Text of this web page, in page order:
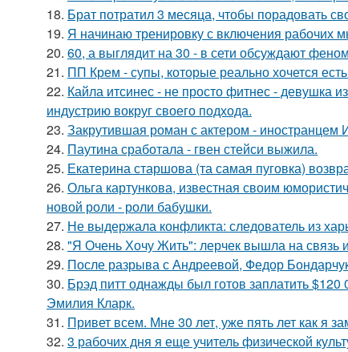
18. Брат потратил 3 месяца, чтобы порадовать
19. Я начинаю тренировку с включения рабочих
20. 60, а выглядит на 30 - в сети обсуждают
21. ПП Крем - супы, которые реально хочется
22. Кайла итсинес - не просто фитнес - девушка
индустрию вокруг своего подхода.
23. Закрутившая роман с актером - иностранцем
24. Паутина сработала - гвен стейси выжила.
25. Екатерина старшова (та самая пуговка)
26. Ольга картункова, известная своим
новой роли - роли бабушки.
27. Не выдержала конфликта: следователь из
28. "Я Очень Хочу Жить": лерчек вышла на связь
29. После разрыва с Андреевой, Федор
30. Брэд питт однажды был готов заплатить
Эмилия Кларк.
31. Привет всем. Мне 30 лет, уже пять лет как я
32. 3 рабочих дня я еще учитель физической